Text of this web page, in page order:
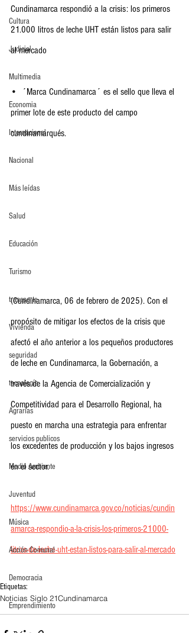
Cultura
Judicial
Multimedia
Economia
Internacional
Nacional
Más leídas
Salud
Educación
Turismo
transporte
Vivienda
seguridad
tecnología
Agrarias
servicios publicos
Medio Ambiente
Juventud
Música
Acción Comunal
Democracia
Emprendimiento
Cundinamarca respondió a la crisis: los primeros
21.000 litros de leche UHT están listos para salir
al mercado
•  ´Marca Cundinamarca´ es el sello que lleva el
primer lote de este producto del campo
cundinamarqués.
(Cundinamarca, 06 de febrero de 2025). Con el
propósito de mitigar los efectos de la crisis que
afectó el año anterior a los pequeños productores
de leche en Cundinamarca, la Gobernación, a
través de la Agencia de Comercialización y
Competitividad para el Desarrollo Regional, ha
puesto en marcha una estrategia para enfrentar
los excedentes de producción y los bajos ingresos
en el sector.
https://www.cundinamarca.gov.co/noticias/cundin
amarca-respondio-a-la-crisis-los-primeros-21000-
litros-de-leche-uht-estan-listos-para-salir-al-mercado
Etiquetas:
Noticias Siglo 21Cundinamarca